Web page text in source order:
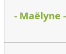
- Maëlyne -